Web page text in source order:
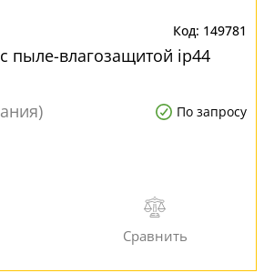
149781
пыле-влагозащитой ip44
По запросу